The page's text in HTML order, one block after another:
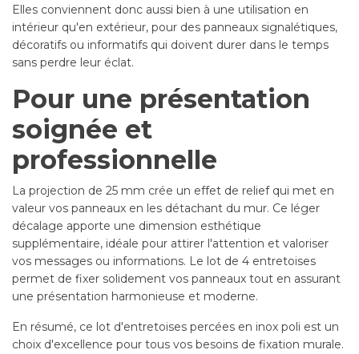
Elles conviennent donc aussi bien à une utilisation en
intérieur qu'en extérieur, pour des panneaux signalétiques,
décoratifs ou informatifs qui doivent durer dans le temps
sans perdre leur éclat.
Pour une présentation
soignée et
professionnelle
La projection de 25 mm crée un effet de relief qui met en
valeur vos panneaux en les détachant du mur. Ce léger
décalage apporte une dimension esthétique
supplémentaire, idéale pour attirer l'attention et valoriser
vos messages ou informations. Le lot de 4 entretoises
permet de fixer solidement vos panneaux tout en assurant
une présentation harmonieuse et moderne.
En résumé, ce lot d'entretoises percées en inox poli est un
choix d'excellence pour tous vos besoins de fixation murale.